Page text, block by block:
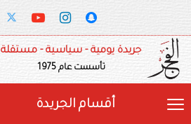
جريدة يومية - سياسية - مستقلة
تأسست عام 1975
أقسام الجريدة